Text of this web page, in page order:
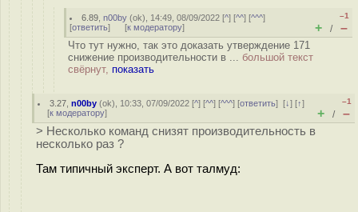
6.89 ,n00by (ok), 14:49, 08/09/2022 [^] [^^] [^^^]
[ответить] [к модератору]
–1
+ / –
Что тут нужно, так это доказать утверждение 171
снижение производительности в ... большой текст
свёрнут, показать
3.27 ,n00by (ok), 10:33, 07/09/2022 [^] [^^] [^^^] [ответить][↓] [↑]
[к модератору]
–1
+ / –
> Несколько команд снизят производительность в
несколько раз ?
Там типичный эксперт. А вот талмуд: